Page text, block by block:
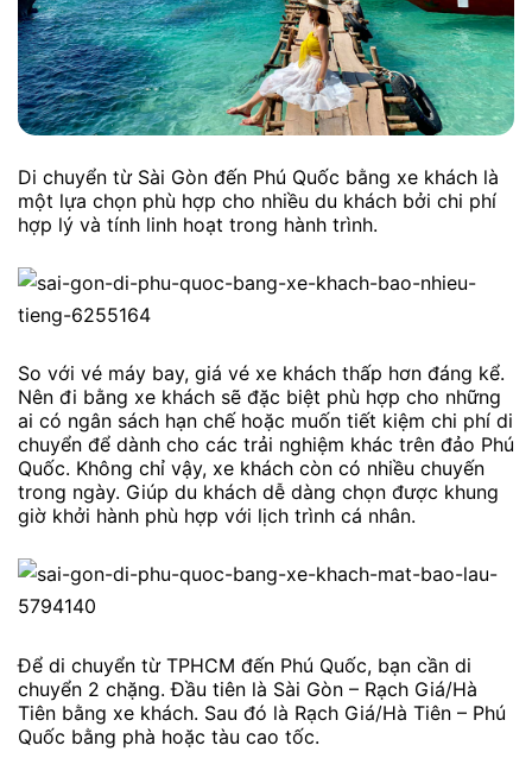
Di chuyển từ Sài Gòn đến Phú Quốc bằng xe khách là
một lựa chọn phù hợp cho nhiều du khách bởi chi phí
hợp lý và tính linh hoạt trong hành trình.
So với vé máy bay, giá vé xe khách thấp hơn đáng kể.
Nên đi bằng xe khách sẽ đặc biệt phù hợp cho những
ai có ngân sách hạn chế hoặc muốn tiết kiệm chi phí di
chuyển để dành cho các trải nghiệm khác trên đảo Phú
Quốc. Không chỉ vậy, xe khách còn có nhiều chuyến
trong ngày. Giúp du khách dễ dàng chọn được khung
giờ khởi hành phù hợp với lịch trình cá nhân.
Để di chuyển từ TPHCM đến Phú Quốc, bạn cần di
chuyển 2 chặng. Đầu tiên là Sài Gòn – Rạch Giá/Hà
Tiên bằng xe khách. Sau đó là Rạch Giá/Hà Tiên – Phú
Quốc bằng phà hoặc tàu cao tốc.